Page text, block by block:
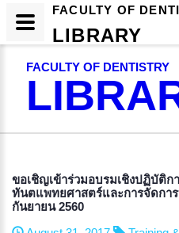
FACULTY OF DENTISTRY
ขอเชิญเข้าร่วมอบรมเชิงปฏิบัติก
ทันตแพทยศาสตร์และการจัดกา
กันยายน 2560
FACULTY OF
LIBRARY